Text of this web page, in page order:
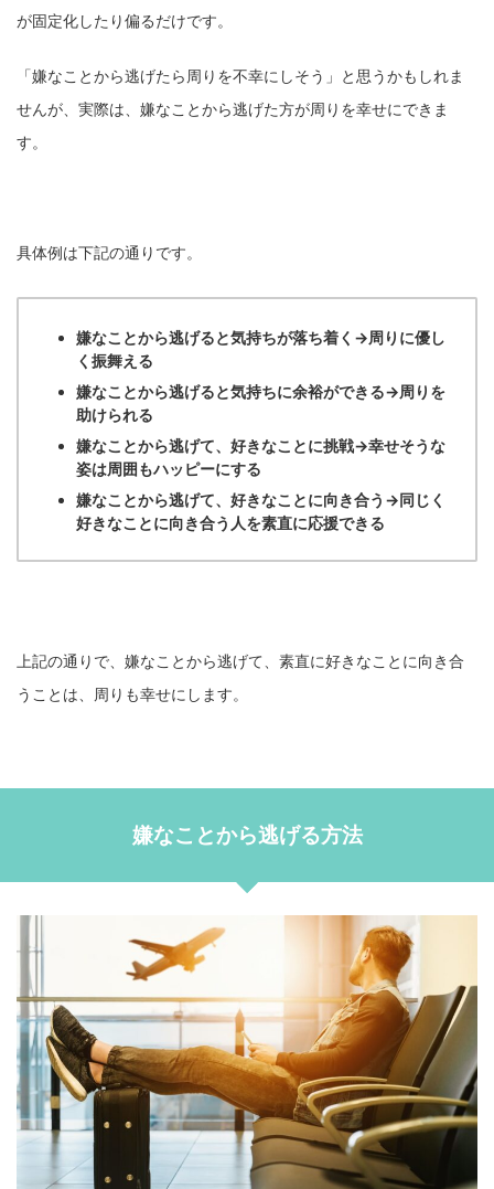
が固定化したり偏るだけです。
「嫌なことから逃げたら周りを不幸にしそう」と思うかもしれま
せんが、実際は、嫌なことから逃げた方が周りを幸せにできま
す。
具体例は下記の通りです。
嫌なことから逃げると気持ちが落ち着く→周りに優し
く振舞える
嫌なことから逃げると気持ちに余裕ができる→周りを
助けられる
嫌なことから逃げて、好きなことに挑戦→幸せそうな
姿は周囲もハッピーにする
嫌なことから逃げて、好きなことに向き合う→同じく
好きなことに向き合う人を素直に応援できる
上記の通りで、嫌なことから逃げて、素直に好きなことに向き合
うことは、周りも幸せにします。
嫌なことから逃げる方法